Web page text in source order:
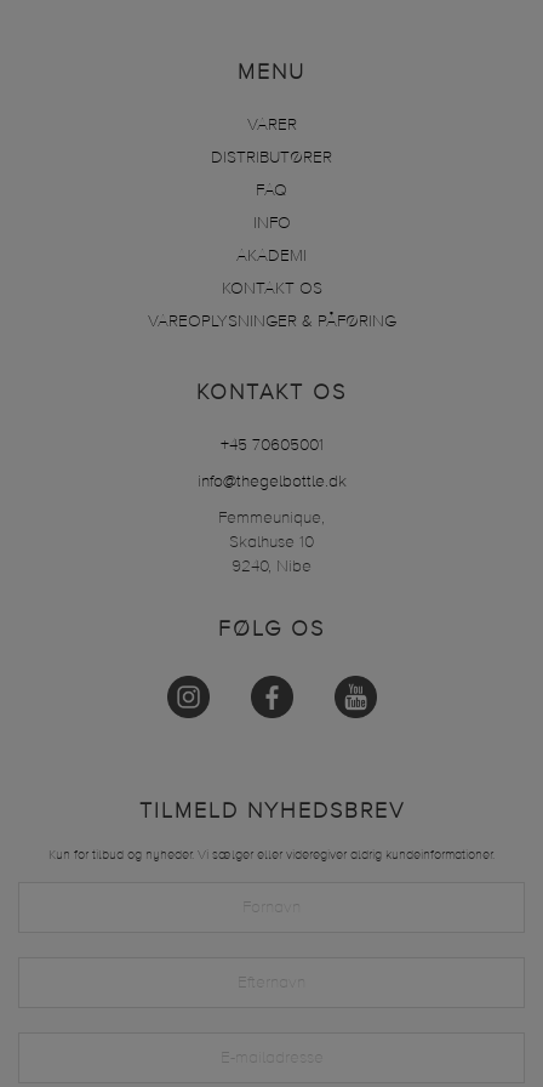
MENU
VARER
DISTRIBUTØRER
FAQ
INFO
AKADEMI
KONTAKT OS
VAREOPLYSNINGER & PÅFØRING
KONTAKT OS
+45 70605001
info@thegelbottle.dk
Femmeunique,
Skalhuse 10
9240, Nibe
FØLG OS
TILMELD NYHEDSBREV
Kun for tilbud og nyheder. Vi sælger eller videregiver aldrig kundeinformationer.